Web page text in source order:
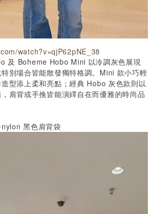
watch?v=qjP62pNE_38
及 Boheme Hobo Mini 以冷調灰色展現
別場合皆能散發獨特格調。 Mini 款小巧輕
型添上柔和亮點；經典 Hobo 灰色款則以
肩背或手挽皆能演繹自在而優雅的時尚品
nylon黑色肩背袋